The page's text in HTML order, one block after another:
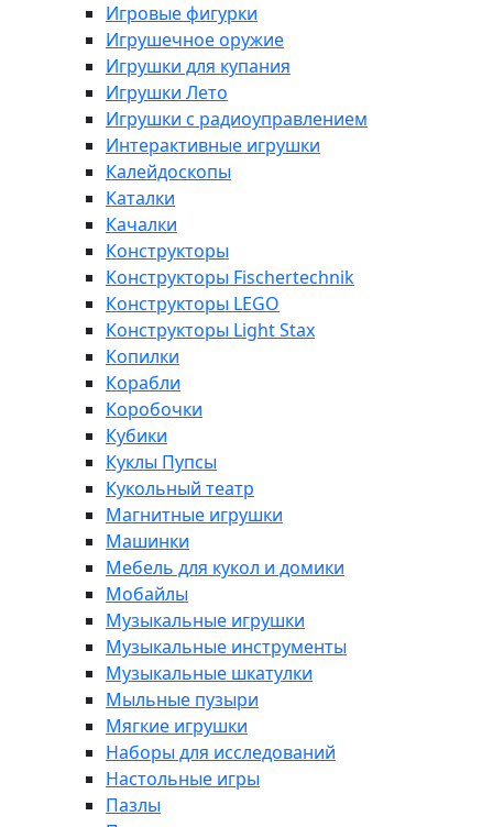
Игровые фигурки
Игрушечное оружие
Игрушки для купания
Игрушки Лето
Игрушки с радиоуправлением
Интерактивные игрушки
Калейдоскопы
Каталки
Качалки
Конструкторы
Конструкторы Fisсhertechnik
Конструкторы LEGO
Конструкторы Light Stax
Копилки
Корабли
Коробочки
Кубики
Куклы Пупсы
Кукольный театр
Магнитные игрушки
Машинки
Мебель для кукол и домики
Мобайлы
Музыкальные игрушки
Музыкальные инструменты
Музыкальные шкатулки
Мыльные пузыри
Мягкие игрушки
Наборы для исследований
Настольные игры
Пазлы